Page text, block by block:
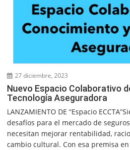
27 diciembre, 2023
Nuevo Espacio Colaborativo
Tecnología Aseguradora
LANZAMIENTO DE “Espacio
desafíos para el mercado de
necesitan mejorar rentabilidad,
cambio cultural. Con esa premisa